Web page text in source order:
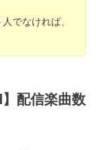
でなければ、
配信楽曲数